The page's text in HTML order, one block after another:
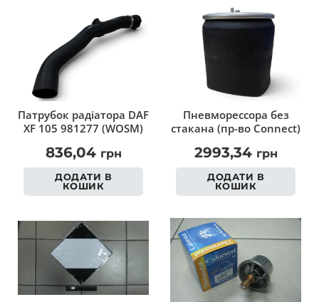
Патрубок радіатора DAF
XF 105 981277 (WOSM)
836,04 грн
ДОДАТИ В
КОШИК
Пневморессора без
стакана (пр-во Connect)
2993,34 грн
ДОДАТИ В
КОШИК